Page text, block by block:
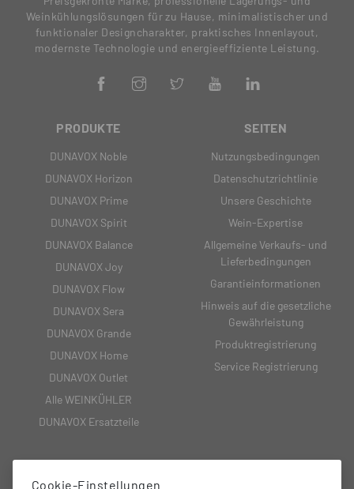
Weinkühlungslösungen für zu Hause, minimalistischer und
funktionaler Designcharakter, praktisches Innenlayout,
modernste Technologie und energieeffiziente Leistung.
PRODUKTE
DUNAVOX Noble
DUNAVOX Horizon
DUNAVOX Prime
DUNAVOX Spirit
DUNAVOX Balance
DUNAVOX Joy
DUNAVOX Flow
DUNAVOX Sera
DUNAVOX Grande
DUNAVOX Home
DUNAVOX Outlet
Alle WEINKÜHLER
DUNAVOX Ersatzteile
SEITEN
Nutzungsbedingungen
Datenschutzrichtlinie
Unsere Geschichte
Wein-Expertise
Allgemeine Verkaufs- und
Lieferbedingungen
Garantieinformationen
Hinweis auf die gesetzliche
Gewährleistung
Produktregistrierung
Service Registrierung
Cookie-Einstellungen